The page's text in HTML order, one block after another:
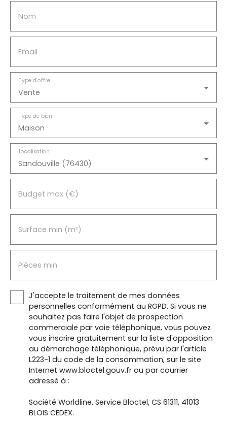
Nom
Email
Vente
Type d'offre
Maison
Type de bien
Sandouville (76430)
Localisation
Budget max (€)
Surface min (m²)
Pièces min
J'accepte le traitement de mes données
personnelles conformément au RGPD. Si vous ne
souhaitez pas faire l'objet de prospection
commerciale par voie téléphonique, vous pouvez
vous inscrire gratuitement sur la liste d'opposition
au démarchage téléphonique, prévu par l'article
L223-1 du code de la consommation, sur le site
Internet www.bloctel.gouv.fr ou par courrier
adressé à :
Société Worldline, Service Bloctel, CS 61311, 41013
BLOIS CEDEX.